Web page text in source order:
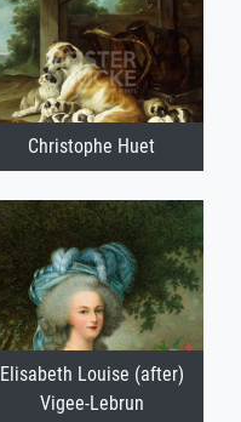
Christophe Huet
Elisabeth Louise (after)
Vigee-Lebrun